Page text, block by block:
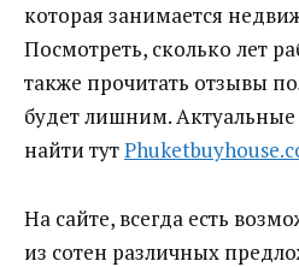
которая занимается
Посмотреть, сколько лет
также прочитать отзывы
будет лишним.
найти тут
На сайте, всегда есть
из сотен различных